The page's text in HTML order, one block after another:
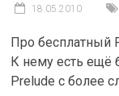
18.05.2010
Про бесплатный
К нему есть ещё
Prelude с более